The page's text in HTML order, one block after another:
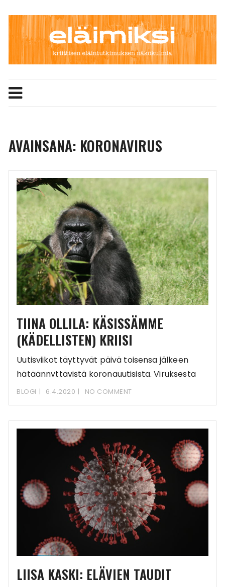
content
AVAINSANA: KORONAVIRUS
TIINA OLLILA: KÄSISSÄMME
(KÄDELLISTEN) KRIISI
Uutisviikot täyttyvät päivä toisensa jälkeen
hätäännyttävistä koronauutisista. Viruksesta
puhutaan tällä hetkellä eniten tietysti
terveydenhuollon, talouden,
BLOGI 6.4.2020 NO COMMENT
LIISA KASKI: ELÄVIEN TAUDIT